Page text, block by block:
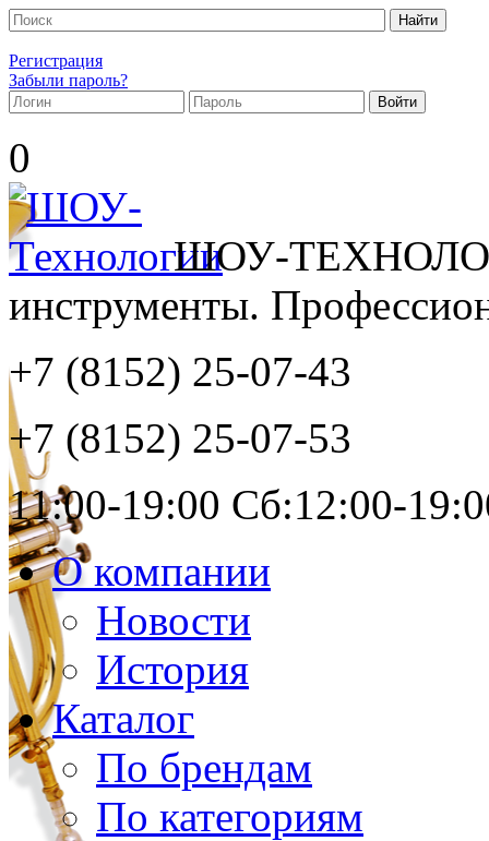
Регистрация
Забыли пароль?
0
ШОУ-
инструменты.
+7 (8152) 25-07-43
+7 (8152) 25-07-53
11:00-19:00 Сб:12:00-
О компании
Новости
История
Каталог
По брендам
По категориям